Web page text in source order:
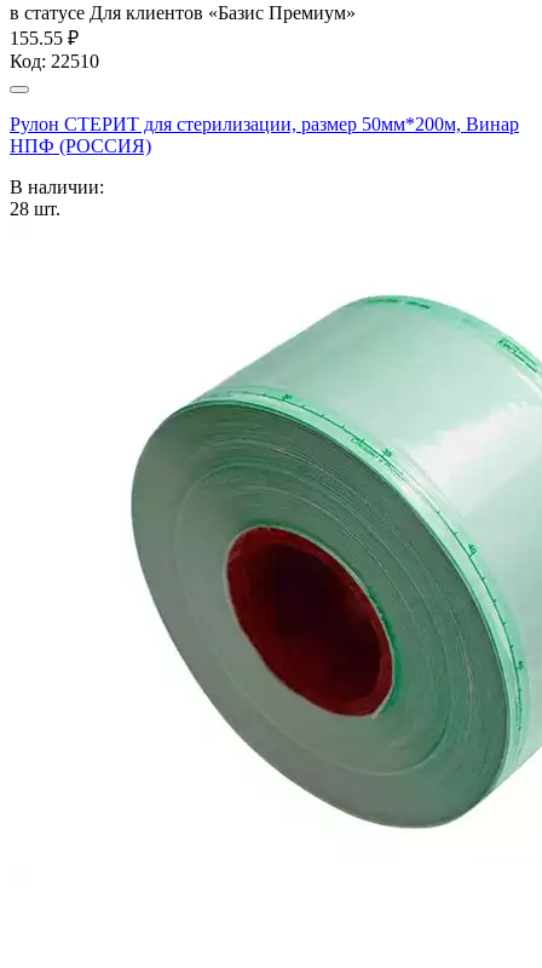
в статусе Для клиентов «Базис Премиум»
155.55 ₽
Код: 22510
Рулон СТЕРИТ для стерилизации, размер 50мм*200м, Винар
НПФ (РОССИЯ)
В наличии:
28 шт.